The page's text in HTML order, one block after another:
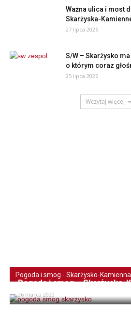
Ważna ulica i most
Skarżyska-
27 lipca 2026
S/W – Skarżysko
o którym coraz
25 lipca 2026
Wczytaj więcej
Pogoda i smog - Skarżysko-Kamienna
Pogoda i smog – Skarżysko-
26 marca 2020